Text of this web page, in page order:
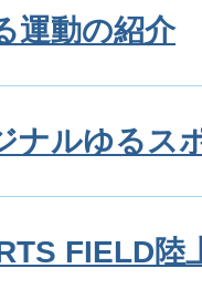
運動の紹介
ナルゆるス
FIELD陸